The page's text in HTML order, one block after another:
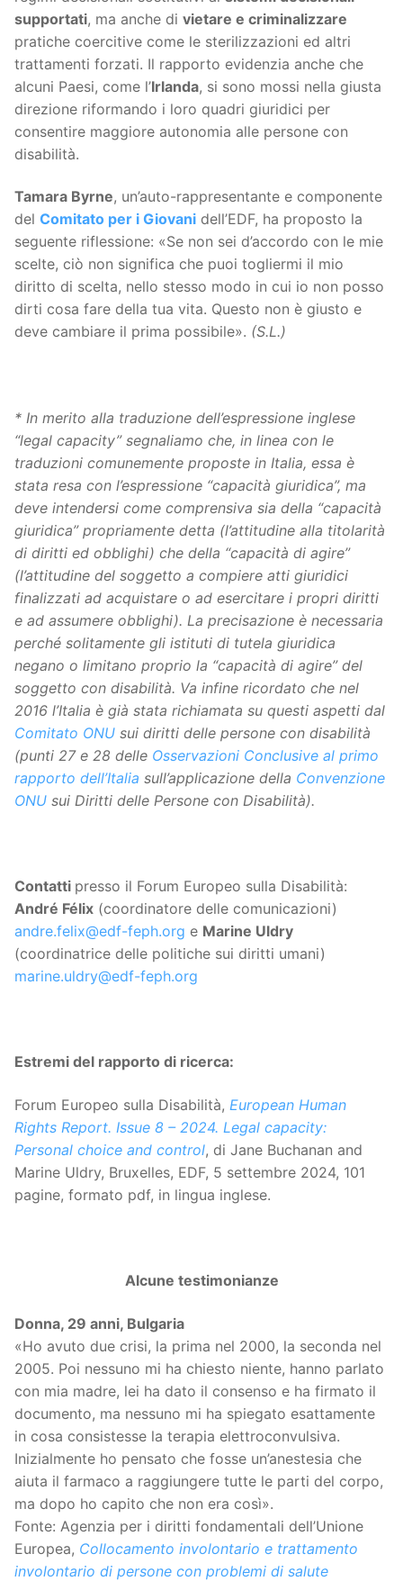
supportati, ma anche di vietare e criminalizzare
pratiche coercitive come le sterilizzazioni ed altri
trattamenti forzati. Il rapporto evidenzia anche che
alcuni Paesi, come l’Irlanda, si sono mossi nella giusta
direzione riformando i loro quadri giuridici per
consentire maggiore autonomia alle persone con
disabilità.
Tamara Byrne, un’auto-rappresentante e componente
del Comitato per i Giovani dell’EDF, ha proposto la
seguente riflessione: «Se non sei d’accordo con le mie
scelte, ciò non significa che puoi togliermi il mio
diritto di scelta, nello stesso modo in cui io non posso
dirti cosa fare della tua vita. Questo non è giusto e
deve cambiare il prima possibile». (S.L.)
* In merito alla traduzione dell’espressione inglese
“legal capacity” segnaliamo che, in linea con le
traduzioni comunemente proposte in Italia, essa è
stata resa con l’espressione “capacità giuridica”, ma
deve intendersi come comprensiva sia della “capacità
giuridica” propriamente detta (l’attitudine alla titolarità
di diritti ed obblighi) che della “capacità di agire”
(l’attitudine del soggetto a compiere atti giuridici
finalizzati ad acquistare o ad esercitare i propri diritti
e ad assumere obblighi). La precisazione è necessaria
perché solitamente gli istituti di tutela giuridica
negano o limitano proprio la “capacità di agire” del
soggetto con disabilità. Va infine ricordato che nel
2016 l’Italia è già stata richiamata su questi aspetti dal
Comitato ONU sui diritti delle persone con disabilità
(punti 27 e 28 delle Osservazioni Conclusive al primo
rapporto dell’Italia sull’applicazione della Convenzione
ONU sui Diritti delle Persone con Disabilità).
Contatti presso il Forum Europeo sulla Disabilità:
André Félix (coordinatore delle comunicazioni)
andre.felix@edf-feph.org e Marine Uldry
(coordinatrice delle politiche sui diritti umani)
marine.uldry@edf-feph.org
Estremi del rapporto di ricerca:
Forum Europeo sulla Disabilità, European Human
Rights Report. Issue 8 – 2024. Legal capacity:
Personal choice and control, di Jane Buchanan and
Marine Uldry, Bruxelles, EDF, 5 settembre 2024, 101
pagine, formato pdf, in lingua inglese.
Alcune testimonianze
Donna, 29 anni, Bulgaria
«Ho avuto due crisi, la prima nel 2000, la seconda nel
2005. Poi nessuno mi ha chiesto niente, hanno parlato
con mia madre, lei ha dato il consenso e ha firmato il
documento, ma nessuno mi ha spiegato esattamente
in cosa consistesse la terapia elettroconvulsiva.
Inizialmente ho pensato che fosse un’anestesia che
aiuta il farmaco a raggiungere tutte le parti del corpo,
ma dopo ho capito che non era così».
Fonte: Agenzia per i diritti fondamentali dell’Unione
Europea, Collocamento involontario e trattamento
involontario di persone con problemi di salute